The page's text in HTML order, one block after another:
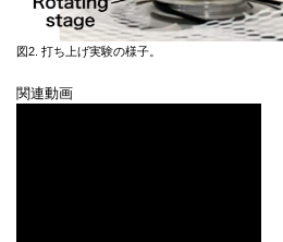
図2. 打ち上げ実験の様子。
関連動画